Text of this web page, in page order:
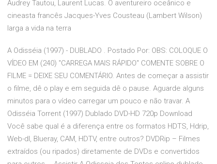
Audrey Tautou, Laurent Lucas. O aventureiro oceânico e
cineasta francês Jacques-Yves Cousteau (Lambert Wilson)
larga a vida na terra
A Odisséia (1997) - DUBLADO . Postado Por: OBS: COLOQUE O
VÍDEO EM (240) "CARREGA MAIS RÁPIDO" COMENTE SOBRE O
FILME = DEIXE SEU COMENTÁRIO. Antes de começar a assistir
o filme, dê o play e em seguida dê o pause. Aguarde alguns
minutos para o vídeo carregar um pouco e não travar. A
Odisséia Torrent (1997) Dublado DVD-HD 720p Download
Você sabe qual é a diferença entre os formatos HDTS, Hdrip,
Web-dl, Blueray, CAM, HDTV, entre outros? DVDRip – Filmes
extraídos (ou ripados) diretamente de DVDs e convertidos